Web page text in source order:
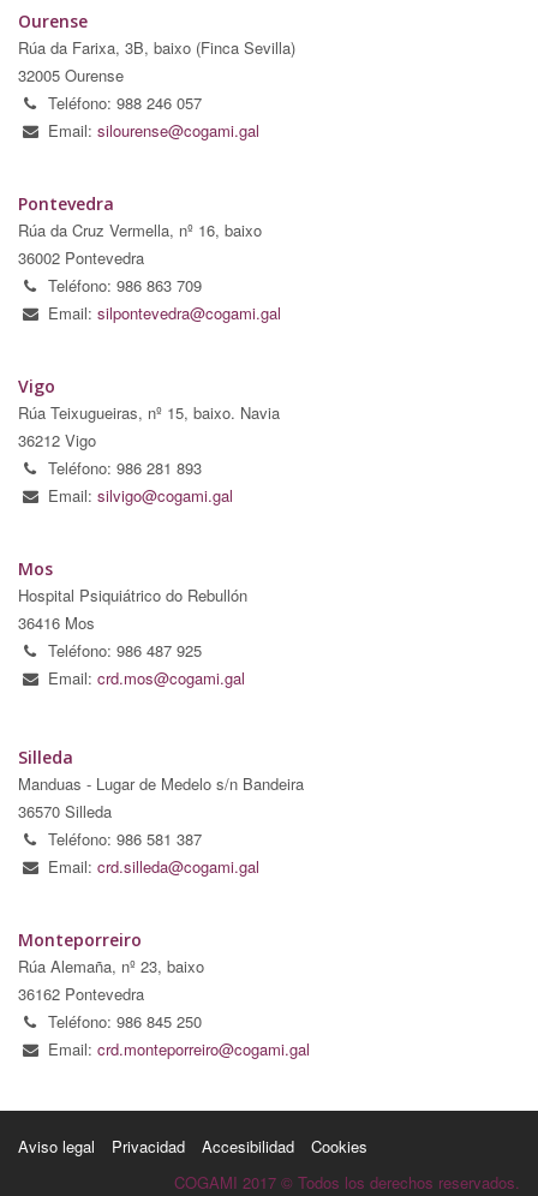
Ourense
Rúa da Farixa, 3B, baixo (Finca Sevilla)
32005 Ourense
Teléfono: 988 246 057
Email: silourense@cogami.gal
Pontevedra
Rúa da Cruz Vermella, nº 16, baixo
36002 Pontevedra
Teléfono: 986 863 709
Email: silpontevedra@cogami.gal
Vigo
Rúa Teixugueiras, nº 15, baixo. Navia
36212 Vigo
Teléfono: 986 281 893
Email: silvigo@cogami.gal
Mos
Hospital Psiquiátrico do Rebullón
36416 Mos
Teléfono: 986 487 925
Email: crd.mos@cogami.gal
Silleda
Manduas - Lugar de Medelo s/n Bandeira
36570 Silleda
Teléfono: 986 581 387
Email: crd.silleda@cogami.gal
Monteporreiro
Rúa Alemaña, nº 23, baixo
36162 Pontevedra
Teléfono: 986 845 250
Email: crd.monteporreiro@cogami.gal
Aviso legal Privacidad Accesibilidad
Cookies
COGAMI 2017 © Todos los derechos reservados.